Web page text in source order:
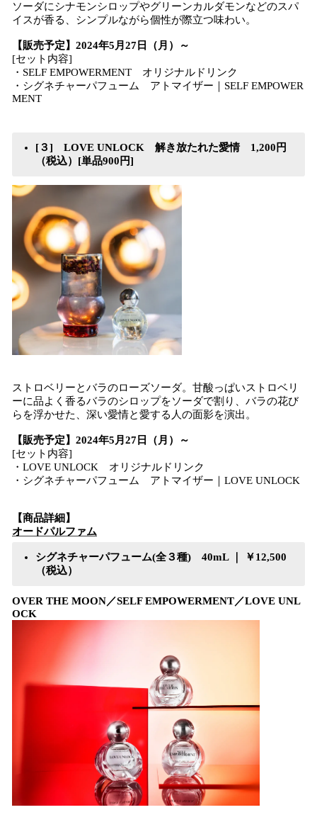
ソーダにシナモンシロップやグリーンカルダモンなどのスパ
イスが香る、シンプルながら個性が際立つ味わい。
【販売予定】2024年5月27日（月）～
[セット内容]
・SELF EMPOWERMENT オリジナルドリンク
・シグネチャーパフューム アトマイザー｜SELF EMPOWER
MENT
[３] LOVE UNLOCK 解き放たれた愛情 1,200円
（税込）[単品900円]
ストロベリーとバラのローズソーダ。甘酸っぱいストロベリ
ーに品よく香るバラのシロップをソーダで割り、バラの花び
らを浮かせた、深い愛情と愛する人の面影を演出。
【販売予定】2024年5月27日（月）～
[セット内容]
・LOVE UNLOCK オリジナルドリンク
・シグネチャーパフューム アトマイザー｜LOVE UNLOCK
【商品詳細】
オードパルファム
シグネチャーパフューム(全３種) 40mL ｜ ￥12,500
（税込）
OVER THE MOON／SELF EMPOWERMENT／LOVE UNL
OCK